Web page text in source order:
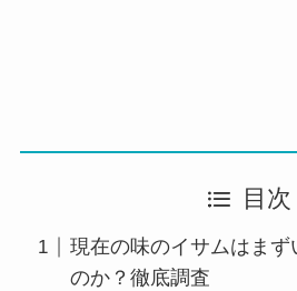
目次
現在の味のイサムはま
のか？徹底調査